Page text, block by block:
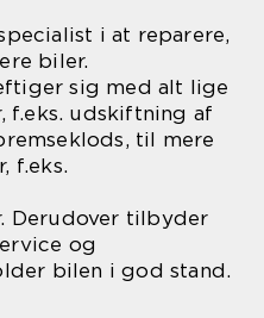
i at reparere,
biler.
sig med alt lige
f.eks. udskiftning af
til mere
f.eks.
Derudover tilbyder
og
bilen i god stand.